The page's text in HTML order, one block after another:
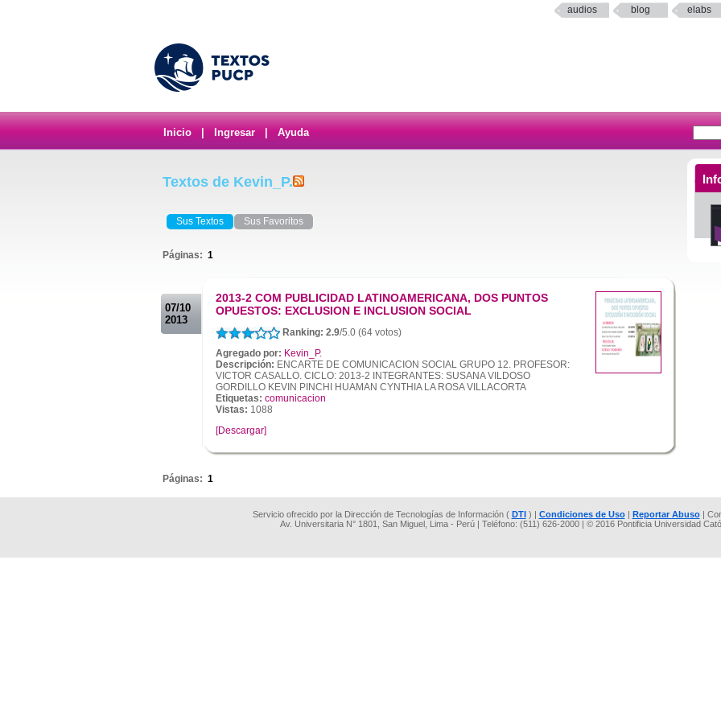
audios blog elabs
Inicio Ingresar Ayuda
Textos de Kevin_P.
Sus Textos Sus Favoritos
Páginas: 1
07/10
2013
2013-2 COM PUBLICIDAD LATINOAMERICANA, DOS PUNTOS
OPUESTOS: EXCLUSION E INCLUSION SOCIAL
Ranking: 2.9/5.0 (64 votos)
Agregado por: Kevin_P.
Descripción: ENCARTE DE COMUNICACION SOCIAL GRUPO 12. PROFESOR:
VICTOR CASALLO. CICLO: 2013-2 INTEGRANTES: SUSANA VILDOSO
GORDILLO KEVIN PINCHI HUAMAN CYNTHIA LA ROSA VILLACORTA
Etiquetas: comunicacion
Vistas: 1088
[Descargar]
Páginas: 1
Servicio ofrecido por la Dirección de Tecnologías de Información ( DTI) | Condiciones de Uso| Reportar Abuso|
Av. Universitaria N° 1801, San Miguel, Lima - Perú | Teléfono: (511) 626-2000 | © 2016 Pontificia Universidad